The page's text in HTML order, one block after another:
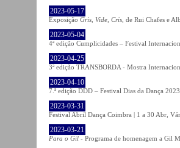
2023-05-17
Exposição Gris, Vide, Cris , de Rui Chafes e
2023-05-04
4ª edição Cumplicidades – Festival
2023-04-25
3ª edição TRANSBORDA - Mostra
2023-04-10
7.ª edição DDD – Festival Dias da Dança
2023-03-31
Festival Abril Dança Coimbra | 1 a 30 Abr,
2023-03-21
Para o Gil - Programa de homenagem a Gil